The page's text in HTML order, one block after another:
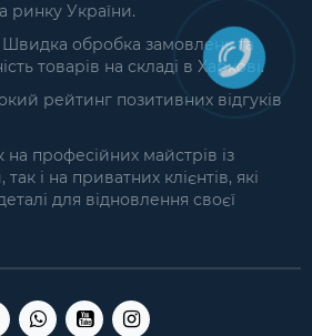
ринку України.
Швидка обробка замовлень та
товарів на складі в Харкові.
рейтинг позитивних відгуків
професійних майстрів із
і на приватних клієнтів, які
для відновлення своєї